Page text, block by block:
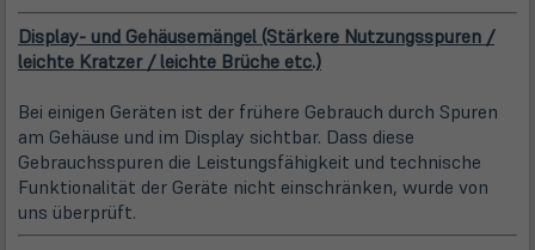
Display- und Gehäusemängel (Stärkere Nutzungsspuren /
leichte Kratzer / leichte Brüche etc.)
Bei einigen Geräten ist der frühere Gebrauch durch Spuren
am Gehäuse und im Display sichtbar. Dass diese
Gebrauchsspuren die Leistungsfähigkeit und technische
Funktionalität der Geräte nicht einschränken, wurde von
uns überprüft.